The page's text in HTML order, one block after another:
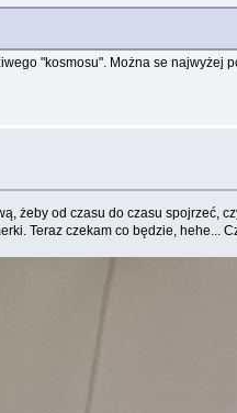
"kosmosu". Można se najwyżej
żeby od czasu do czasu spojrzeć,
Teraz czekam co będzie, hehe...